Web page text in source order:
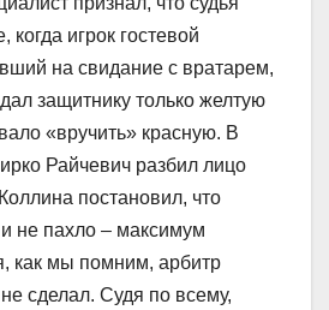
игрок гостевой
на свидание с вратарем,
защитнику только желтую
«вручить» красную. В
Райчевич разбил лицо
постановил, что
не пахло – максимум
как мы помним, арбитр
сделал. Судя по всему,